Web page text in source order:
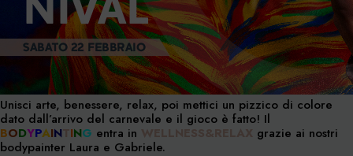
Unisci arte, benessere, relax, poi mettici un pizzico di colore
dato dall’arrivo del carnevale e il gioco è fatto! Il
BODYPAINTING entra in WELLNESS&RELAX grazie ai nostri
bodypainter Laura e Gabriele.